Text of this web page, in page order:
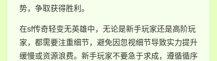
势，争取获得胜利。
在sf传奇轻变无英雄中，无论是新手玩家还是高阶玩
家，都需要注重细节，避免因忽视细节导致实力提升
缓慢或资源浪费。新手玩家不要急于求成，遵循循序